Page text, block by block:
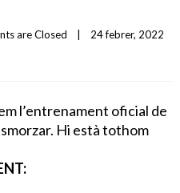
are Closed
l’entrenament oficial de
Hi està tothom